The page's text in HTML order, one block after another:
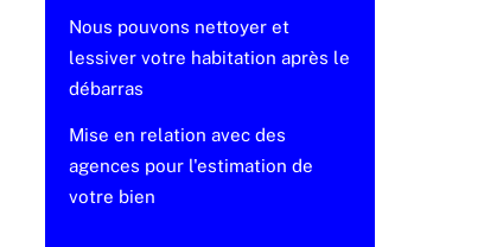
Nous pouvons nettoyer et
lessiver votre habitation après le
débarras
Mise en relation avec des
agences pour l'estimation de
votre bien